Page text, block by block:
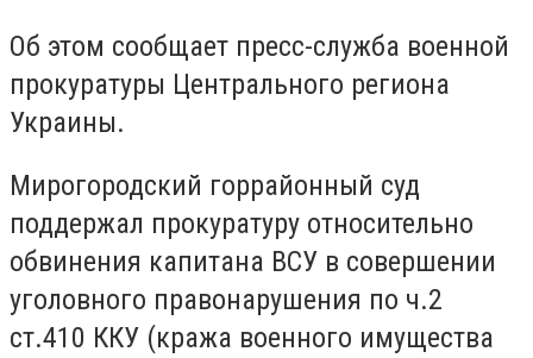
Об этом сообщает пресс-служба военной
прокуратуры Центрального региона
Украины.
Мирогородский горрайонный суд
поддержал прокуратуру относительно
обвинения капитана ВСУ в совершении
уголовного правонарушения по ч.2
ст.410 ККУ (кража военного имущества